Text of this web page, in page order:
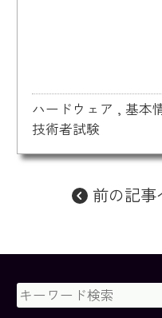
ハードウェア , 基本
技術者試験
前の記事